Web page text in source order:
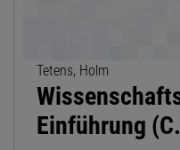
Tetens, Holm
Einführung